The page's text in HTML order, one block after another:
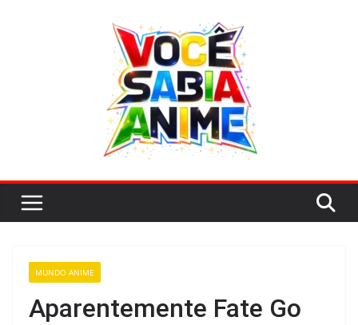
MUNDO ANIME
Aparentemente Fate Go